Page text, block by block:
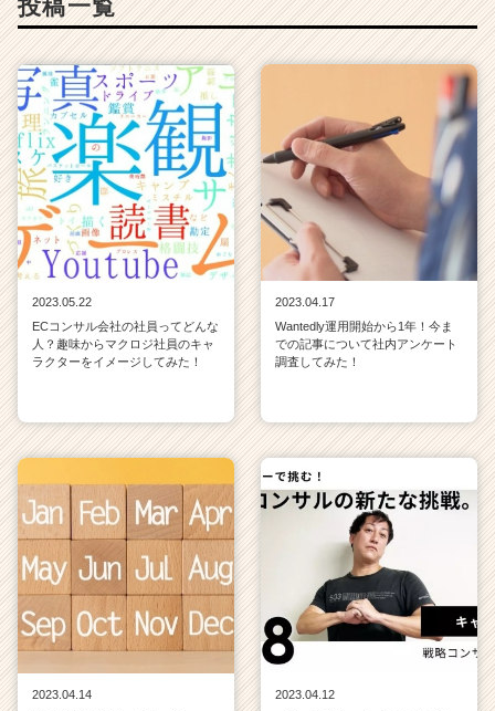
投稿一覧
2023.05.22
ECコンサル会社の社員ってどんな
人？趣味からマクロジ社員のキャ
ラクターをイメージしてみた！
2023.04.17
Wantedly運用開始から1年！今ま
での記事について社内アンケート
調査してみた！
2023.04.14
2023.04.12